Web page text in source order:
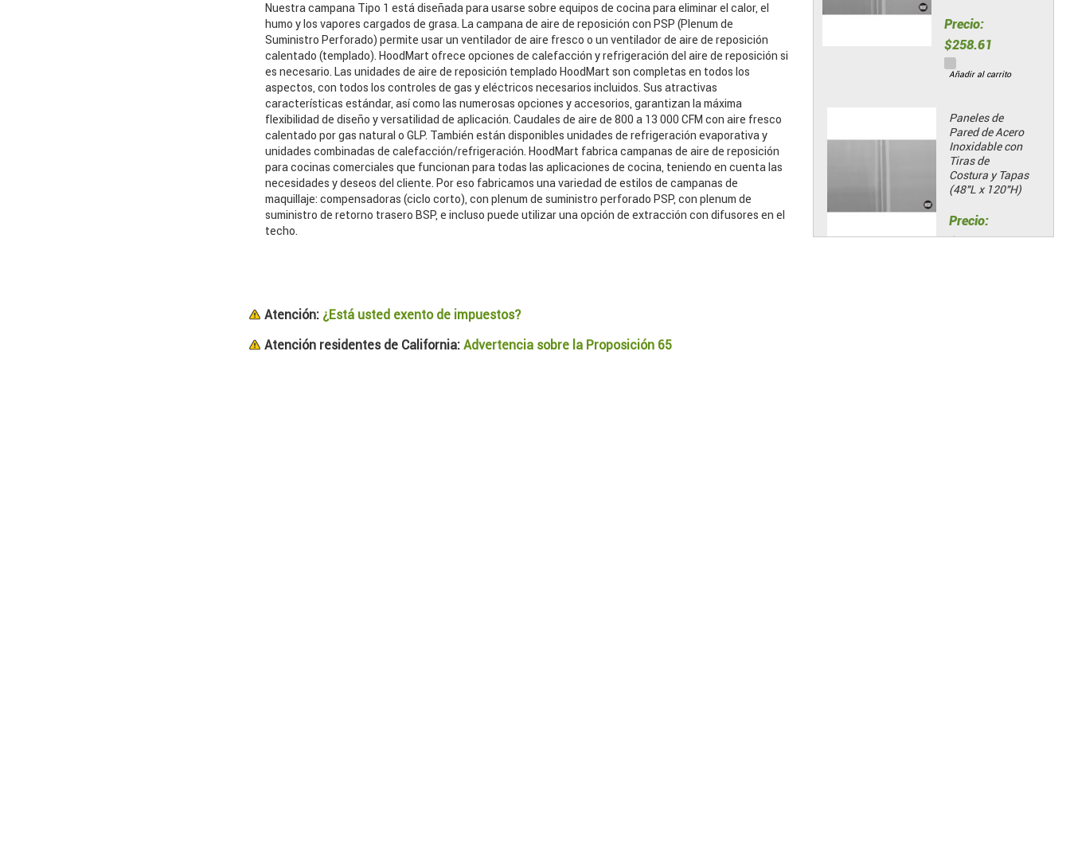
Precio:
$258.61
Añadir al carrito
Paneles de
Pared de Acero
Inoxidable con
Tiras de
Costura y Tapas
(48"L x 120"H)
Precio:
$322.14
Nuestra campana Tipo 1 está diseñada para usarse sobre equipos de cocina para eliminar el calor, el
humo y los vapores cargados de grasa. La campana de aire de reposición con PSP (Plenum de
Suministro Perforado) permite usar un ventilador de aire fresco o un ventilador de aire de reposición
calentado (templado). HoodMart ofrece opciones de calefacción y refrigeración del aire de reposición si
es necesario. Las unidades de aire de reposición templado HoodMart son completas en todos los
aspectos, con todos los controles de gas y eléctricos necesarios incluidos. Sus atractivas
características estándar, así como las numerosas opciones y accesorios, garantizan la máxima
flexibilidad de diseño y versatilidad de aplicación. Caudales de aire de 800 a 13 000 CFM con aire fresco
calentado por gas natural o GLP. También están disponibles unidades de refrigeración evaporativa y
unidades combinadas de calefacción/refrigeración. HoodMart fabrica campanas de aire de reposición
para cocinas comerciales que funcionan para todas las aplicaciones de cocina, teniendo en cuenta las
necesidades y deseos del cliente. Por eso fabricamos una variedad de estilos de campanas de
maquillaje: compensadoras (ciclo corto), con plenum de suministro perforado PSP, con plenum de
suministro de retorno trasero BSP, e incluso puede utilizar una opción de extracción con difusores en el
techo.
Atención:¿Está usted exento de impuestos?
Atención residentes de California:Advertencia sobre la Proposición 65